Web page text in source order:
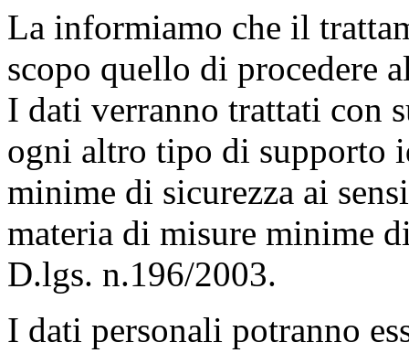
La informiamo che il
scopo quello di procedere
I dati verranno trattati con
ogni altro tipo di supporto
minime di sicurezza ai
materia di misure minime
D.lgs. n.196/2003.
I dati personali potranno